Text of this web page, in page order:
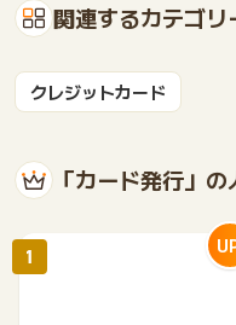
関連するカテゴリ
クレジットカード
「カード発行」
1